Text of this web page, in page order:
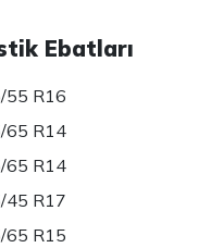
Ebatları
55 R16
65 R14
65 R14
45 R17
65 R15